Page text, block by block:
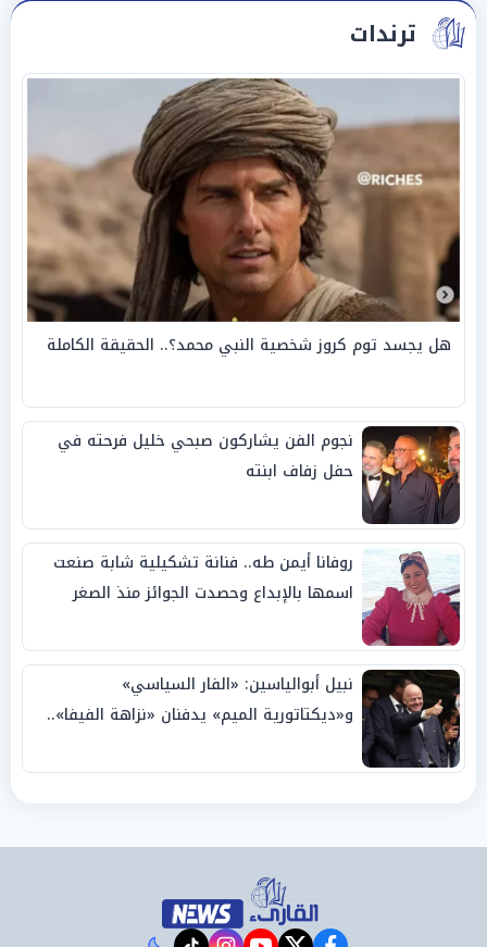
ترندات
هل يجسد توم كروز شخصية النبي محمد؟.. الحقيقة الكاملة
نجوم الفن يشاركون صبحي خليل فرحته في
حفل زفاف ابنته
روفانا أيمن طه.. فنانة تشكيلية شابة صنعت
اسمها بالإبداع وحصدت الجوائز منذ الصغر
نبيل أبوالياسين: «الفار السياسي»
و«ديكتاتورية الميم» يدفنان «نزاهة الفيفا»..